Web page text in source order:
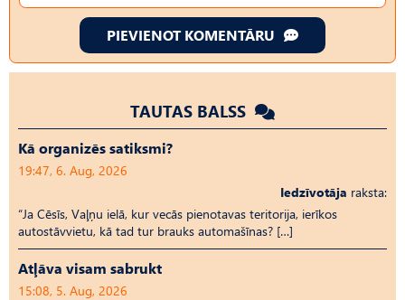
PIEVIENOT KOMENTĀRU
TAUTAS BALSS
Kā organizēs satiksmi?
19:47, 6. Aug, 2026
Iedzīvotāja raksta:
“Ja Cēsīs, Vaļņu ielā, kur vecās pienotavas teritorija, ierīkos
autostāvvietu, kā tad tur brauks automašīnas? […]
Atļāva visam sabrukt
15:08, 5. Aug, 2026